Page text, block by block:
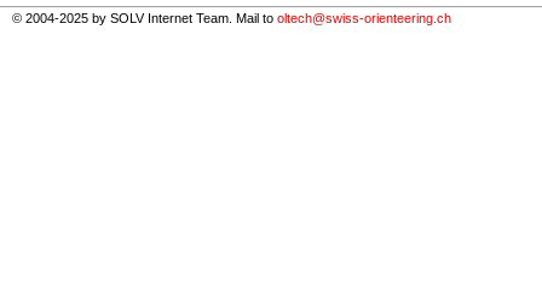
© 2004-2025 by SOLV Internet Team. Mail to oltech@swiss-orienteering.ch